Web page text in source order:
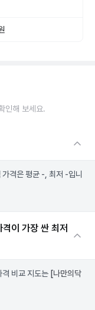
인해 보세요.
격은 평균 -, 최저 -입니
이 가장 싼 최저
비교 지도는 [나만의닥